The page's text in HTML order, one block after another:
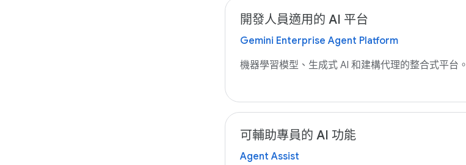
開發人員適用的 AI 平台
Gemini Enterprise Agent Platform
機器學習模型、生成式 AI 和建構代理的整合式平台。
可輔助專員的 AI 功能
Agent Assist